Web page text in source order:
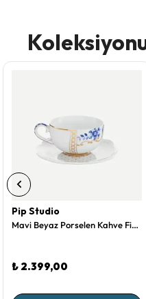
Pip Studio
Mavi Beyaz Porselen Kahve Fincanı 125 Ml Royal White Collection by Pip Studio
₺ 2.399,00